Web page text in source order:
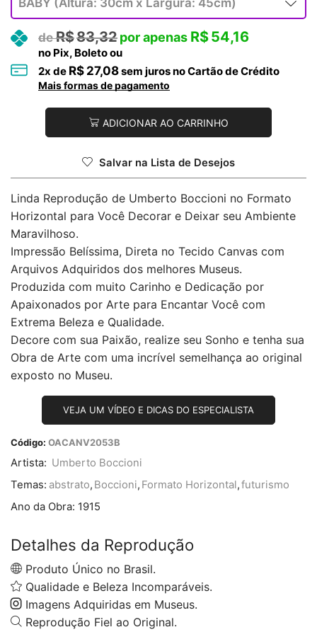
R$83,32 R$54,16
no Pix, Boleto ou
2x de R$ 27,08sem juros no Cartão de Crédito
Mais formas de pagamento
ADICIONAR AO CARRINHO
Salvar na Lista de Desejos
Linda Reprodução de Umberto Boccioni no Formato
Horizontal para Você Decorar e Deixar seu Ambiente
Maravilhoso.
Impressão Belíssima, Direta no Tecido Canvas com
Arquivos Adquiridos dos melhores Museus.
Produzida com muito Carinho e Dedicação por
Apaixonados por Arte para Encantar Você com
Extrema Beleza e Qualidade.
Decore com sua Paixão, realize seu Sonho e tenha sua
Obra de Arte com uma incrível semelhança ao original
exposto no Museu.
VEJA UM VÍDEO E DICAS DO ESPECIALISTA
Código: OACANV2053B
Artista: Umberto Boccioni
Temas: abstrato, Boccioni, Formato Horizontal,futurismo
Ano da Obra: 1915
Detalhes da Reprodução
Produto Único no Brasil.
Qualidade e Beleza Incomparáveis.
Imagens Adquiridas em Museus.
Reprodução Fiel ao Original.